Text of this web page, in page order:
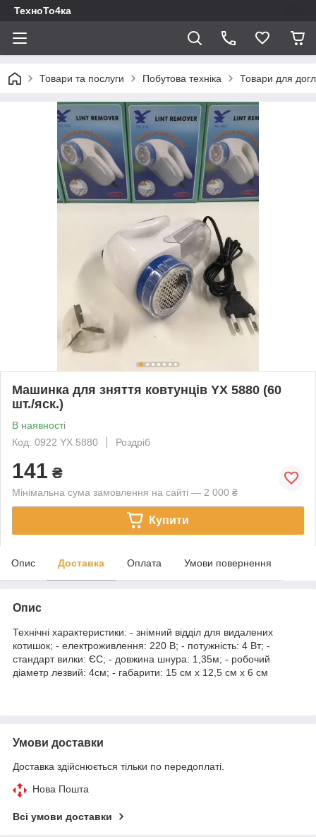
ТехноТо4ка
Товари та послуги Побутова техніка Товари для
Машинка для зняття ковтунців YX 5880 (60
шт./яск.)
В наявності
Код: 0922 YX 5880
Роздріб
141 ₴
Мінімальна сума замовлення на сайті — 2 000 ₴
Купити
Опис Доставка Оплата Умови повернення
Опис
Технічні характеристики: - знімний відділ для видалених
котишок; - електроживлення: 220 В; - потужність: 4 Вт; -
стандарт вилки: ЄС; - довжина шнура: 1,35м; - робочий
діаметр лезвий: 4см; - габарити: 15 см х 12,5 см х 6 см
Умови доставки
Доставка здійснюється тільки по передоплаті.
Нова Пошта
Всі умови доставки